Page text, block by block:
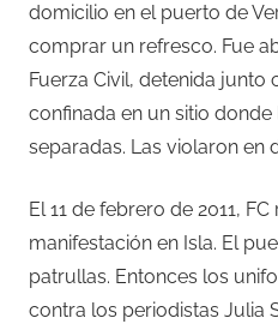
domicilio en el puerto de
comprar un refresco. Fue
Fuerza Civil, detenida junto
confinada en un sitio
separadas. Las violaron en
El 11 de febrero de 2011,
manifestación en Isla. El
patrullas. Entonces los
contra los periodistas Julia